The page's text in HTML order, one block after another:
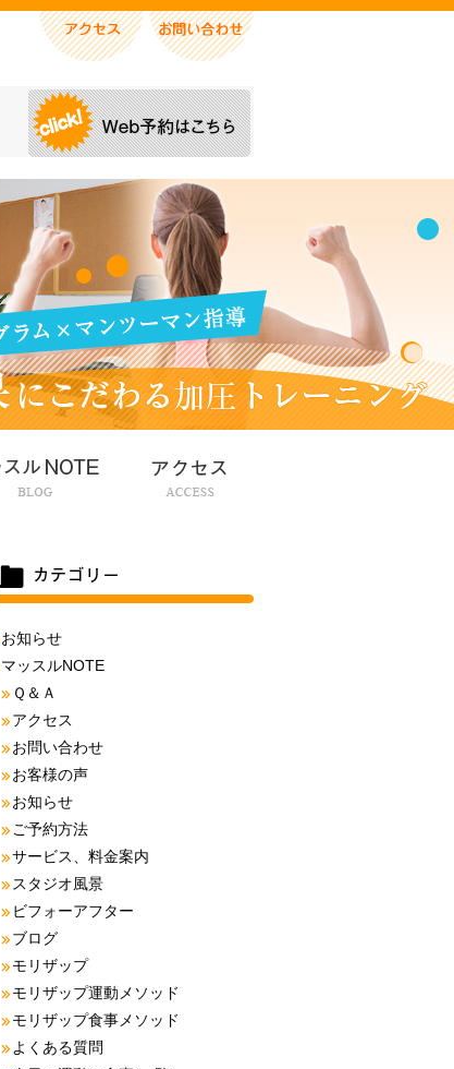
お知らせ
マッスルNOTE
Ｑ＆Ａ
アクセス
お問い合わせ
お客様の声
お知らせ
ご予約方法
サービス、料金案内
スタジオ風景
ビフォーアフター
ブログ
モリザップ
モリザップ運動メソッド
モリザップ食事メソッド
よくある質問